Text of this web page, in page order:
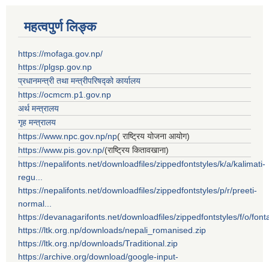
महत्वपुर्ण लिङ्क
https://mofaga.gov.np/
https://plgsp.gov.np
प्रधानमन्त्री तथा मन्त्रीपरिषद्को कार्यालय
https://ocmcm.p1.gov.np
अर्थ मन्त्रालय
गृह मन्त्रालय
https://www.npc.gov.np/np( राष्ट्रिय योजना आयोग)
https://www.pis.gov.np/(राष्ट्रिय कितावखाना)
https://nepalifonts.net/downloadfiles/zippedfontstyles/k/a/kalimati-
regu...
https://nepalifonts.net/downloadfiles/zippedfontstyles/p/r/preeti-
normal...
https://devanagarifonts.net/downloadfiles/zippedfontstyles/f/o/
https://ltk.org.np/downloads/nepali_romanised.zip
https://ltk.org.np/downloads/Traditional.zip
https://archive.org/download/google-input-